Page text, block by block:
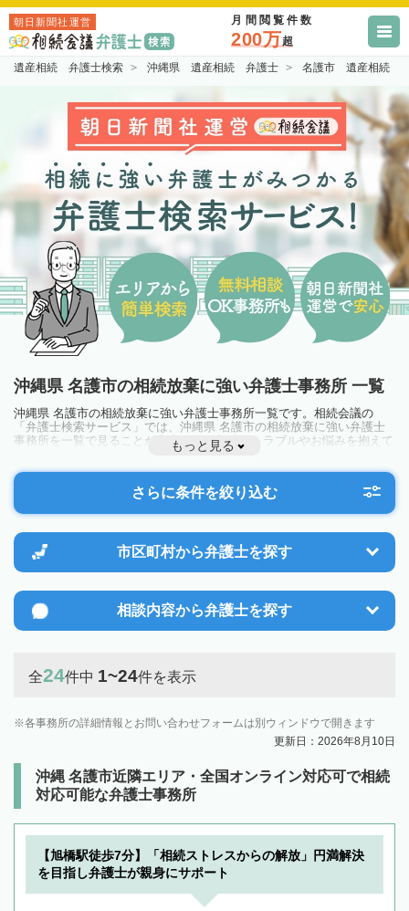
朝日新聞社運営 月間閲覧件数
200万超
遺産相続 弁護士検索 沖縄県 遺産相続 弁護士 名護市 遺産相続
沖縄県 名護市の相続放棄に強い弁護士事務所 一覧
沖縄県 名護市の相続放棄に強い弁護士事務所一覧です。相続会議の
「弁護士検索サービス」では、沖縄県 名護市の相続放棄に強い弁護士
事務所を一覧で見ることが出来ます。相続のトラブルやお悩みを抱えて
いる方は一度近隣の弁護士に相談してみましょう。
もっと見る
さらに条件を絞り込む
市区町村から弁護士を探す
相談内容から弁護士を探す
全24件中 1~24件を表示
各事務所の詳細情報とお問い合わせフォームは別ウィンドウで開きます
更新日：2026年8月10日
沖縄 名護市近隣エリア・全国オンライン対応可で相続
対応可能な弁護士事務所
【旭橋駅徒歩7分】「相続ストレスからの解放」円満解決
を目指し弁護士が親身にサポート